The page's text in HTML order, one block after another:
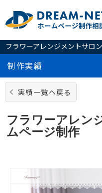
フラワーアレンジメントサロ
制作実績
実績一覧へ戻る
フラワーアレン
ムページ制作